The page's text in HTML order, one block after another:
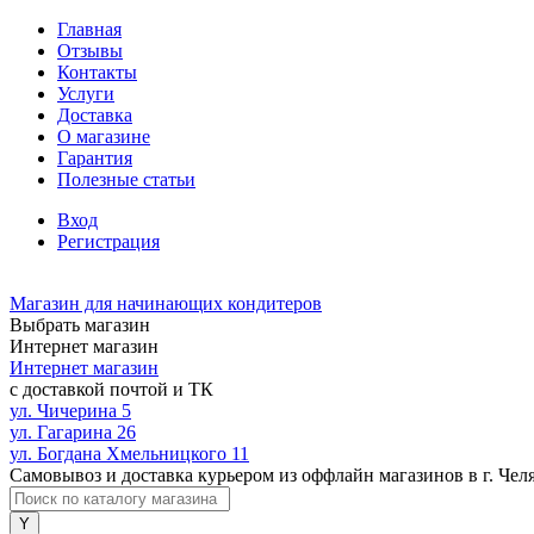
Главная
Отзывы
Контакты
Услуги
Доставка
О магазине
Гарантия
Полезные статьи
Вход
Регистрация
Магазин для начинающих кондитеров
Выбрать магазин
Интернет магазин
Интернет магазин
с доставкой почтой и ТК
ул. Чичерина 5
ул. Гагарина 26
ул. Богдана Хмельницкого 11
Самовывоз и доставка курьером из оффлайн магазинов в г.